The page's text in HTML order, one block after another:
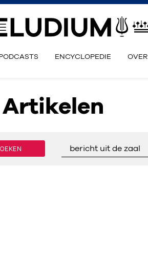
PODCASTS ENCYCLOPEDIE OVER
Artikelen
bericht uit de zaal